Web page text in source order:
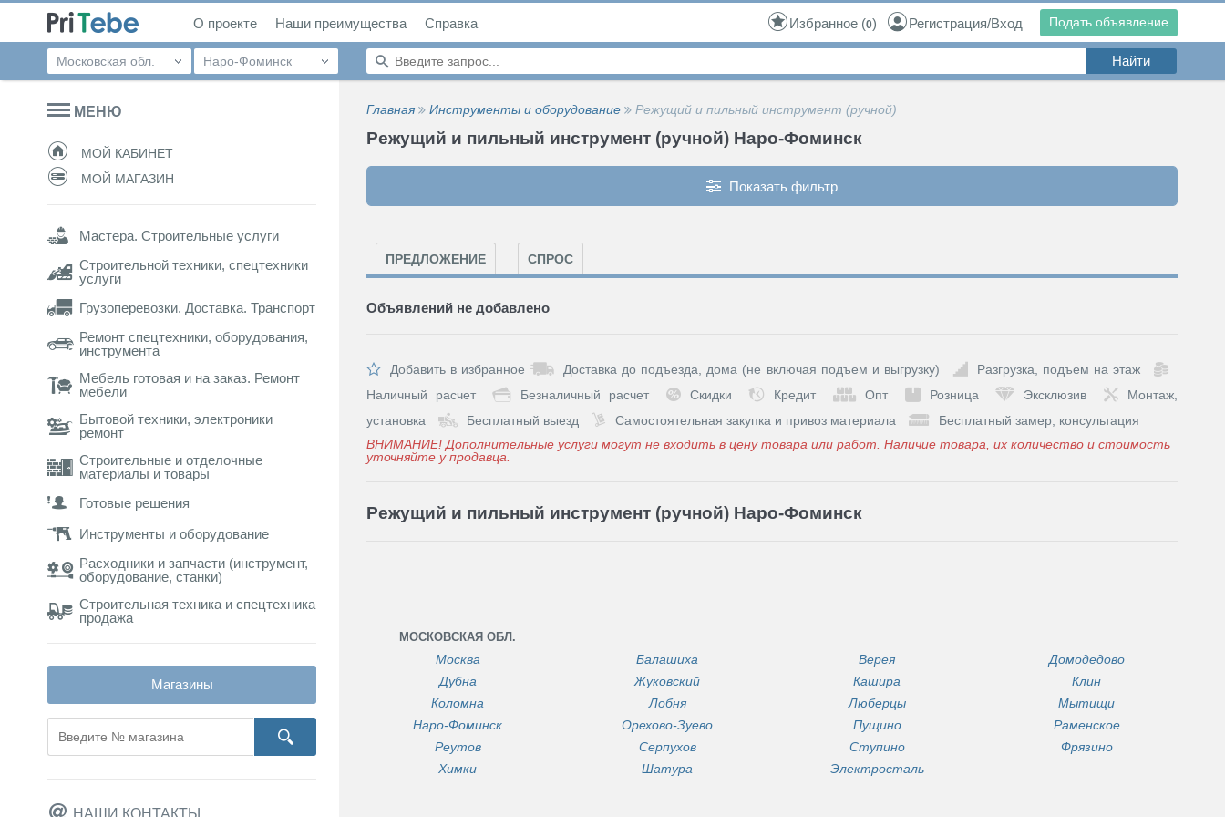
О проекте Наши преимущества Справка Избранное (0) Регистрация/Вход Подать объявление
Московская обл. Наро-Фоминск
МЕНЮ
МОЙ КАБИНЕТ
МОЙ МАГАЗИН
Мастера. Строительные услуги
Строительной техники, спецтехники
услуги
Грузоперевозки. Доставка. Транспорт
Ремонт спецтехники, оборудования,
инструмента
Мебель готовая и на заказ. Ремонт
мебели
Бытовой техники, электроники
ремонт
Строительные и отделочные
материалы и товары
Готовые решения
Инструменты и оборудование
Расходники и запчасти (инструмент,
оборудование, станки)
Строительная техника и спецтехника
продажа
Магазины
НАШИ КОНТАКТЫ
Главная Инструменты и оборудование Режущий и пильный инструмент (ручной)
Режущий и пильный инструмент (ручной) Наро-Фоминск
Показать фильтр
ПРЕДЛОЖЕНИЕ СПРОС
Объявлений не добавлено
Добавить в избранное Доставка до подъезда, дома (не включая подъем и выгрузку)
Разгрузка, подъем на этаж
Наличный расчет
Безналичный расчет Скидки Кредит Опт Розница Эксклюзив
Монтаж,
установка
Бесплатный выезд Самостоятельная закупка и привоз материала
Бесплатный замер, консультация
ВНИМАНИЕ! Дополнительные услуги могут не входить в цену товара или работ. Наличие товара, их количество и стоимость
уточняйте у продавца.
Режущий и пильный инструмент (ручной) Наро-Фоминск
МОСКОВСКАЯ ОБЛ.
Москва Балашиха Верея
Домодедово
Дубна
Жуковский Кашира
Клин
Коломна
Лобня Люберцы
Мытищи
Наро-Фоминск
Орехово-Зуево Пущино
Раменское
Реутов
Серпухов Ступино
Фрязино
Химки
Шатура Электросталь